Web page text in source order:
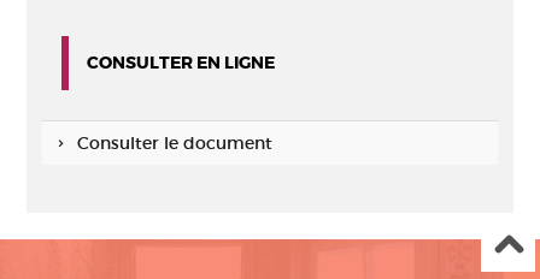
CONSULTER EN LIGNE
Consulter le document